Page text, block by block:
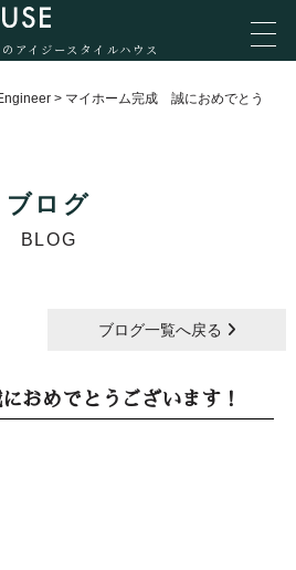
アイジースタイルハウス
> マイホーム完成 誠におめでとう
ブログ
BLOG
ブログ一覧へ戻る
おめでとうございます！